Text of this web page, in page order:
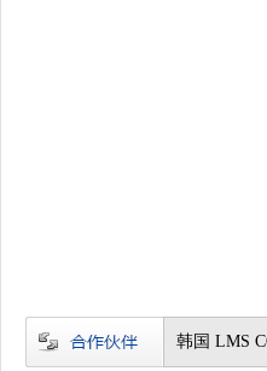
韩国 LMS